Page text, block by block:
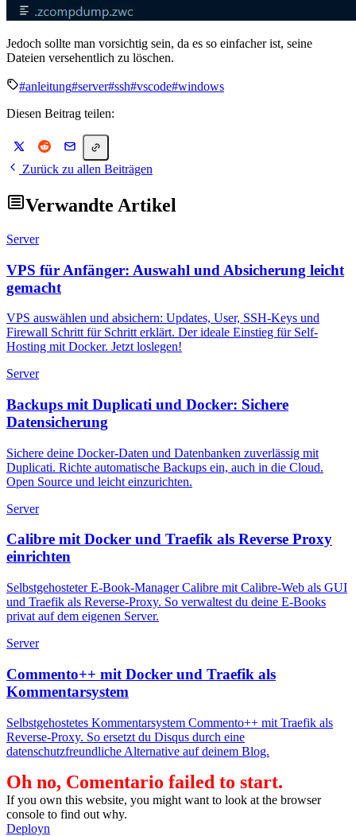
Jedoch sollte man vorsichtig sein, da es so einfacher ist, seine
Dateien versehentlich zu löschen.
#anleitung#server#ssh#vscode#windows
Diesen Beitrag teilen:
Zurück zu allen Beiträgen
Verwandte Artikel
Server
VPS für Anfänger: Auswahl und Absicherung leicht
gemacht
VPS auswählen und absichern: Updates, User, SSH-Keys und
Firewall Schritt für Schritt erklärt. Der ideale Einstieg für Self-
Hosting mit Docker. Jetzt loslegen!
Server
Backups mit Duplicati und Docker: Sichere
Datensicherung
Sichere deine Docker-Daten und Datenbanken zuverlässig mit
Duplicati. Richte automatische Backups ein, auch in die Cloud.
Open Source und leicht einzurichten.
Server
Calibre mit Docker und Traefik als Reverse Proxy
einrichten
Selbstgehosteter E-Book-Manager Calibre mit Calibre-Web als GUI
und Traefik als Reverse-Proxy. So verwaltest du deine E-Books
privat auf dem eigenen Server.
Server
Commento++ mit Docker und Traefik als
Kommentarsystem
Selbstgehostetes Kommentarsystem Commento++ mit Traefik als
Reverse-Proxy. So ersetzt du Disqus durch eine
datenschutzfreundliche Alternative auf deinem Blog.
Oh no, Comentario failed to start.
If you own this website, you might want to look at the browser
console to find out why.
Deployn